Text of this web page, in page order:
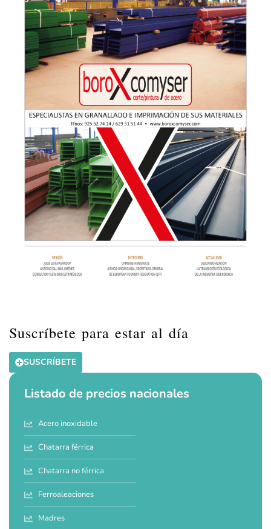
Suscríbete para estar al día
SUSCRÍBETE
Listado de precios nacionales
Acero inoxidable
Chatarra férrica
Chatarra no férrica
Ferroaleaciones
Madres